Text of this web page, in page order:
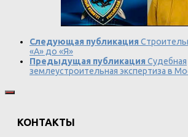
Следующая публикация
«А» до «Я»
Предыдущая публикация Судебная
землеустроительная экспертиза в
КОНТАКТЫ